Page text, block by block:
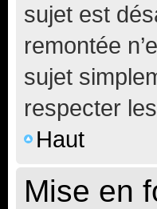
sujet est
remontée
sujet
respecter
Haut
Mise en